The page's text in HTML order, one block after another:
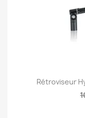
Rétroviseur